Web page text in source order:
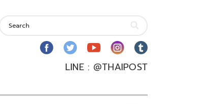
LINE : @THAIPOST